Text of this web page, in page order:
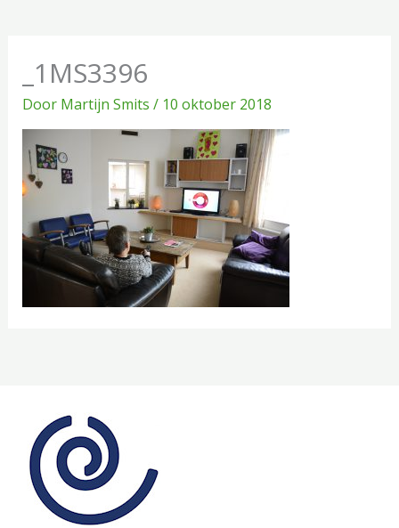
_1MS3396
Door Martijn Smits / 10 oktober 2018